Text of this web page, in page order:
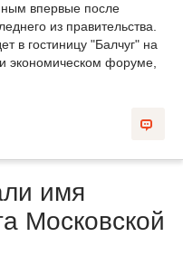
впервые после
из правительства.
в гостиницу "Балчуг" на
экономическом форуме,
имя
Московской